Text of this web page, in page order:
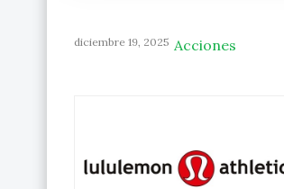
diciembre 19, 2025 Acciones